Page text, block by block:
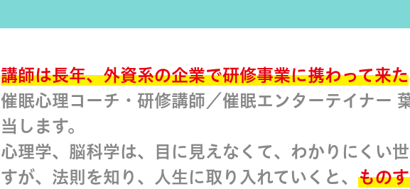
講師は長年、外資系の企業で研修事業に携わって来た
催眠心理コーチ・研修講師／催眠エンターテイナー
当します。
心理学、脳科学は、目に見えなくて、わかりにくい
すが、法則を知り、人生に取り入れていくと、 もの